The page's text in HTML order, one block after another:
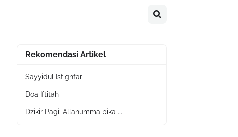
Rekomendasi Artikel
Sayyidul Istighfar
Doa Iftitah
Dzikir Pagi: Allahumma bika ...